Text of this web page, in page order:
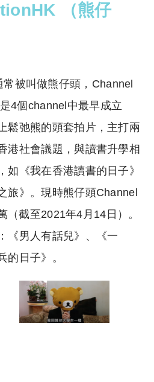
（熊仔
常被叫做熊仔頭，Channel
4個channel中最早成立
鬆弛熊的頭套拍片，主打兩
港社會議題，與讀書升學相
如《我在香港讀書的日子》
旅》。現時熊仔頭Channel
（截至2021年4月14日）。
《男人有話兒》、《一
的日子》。